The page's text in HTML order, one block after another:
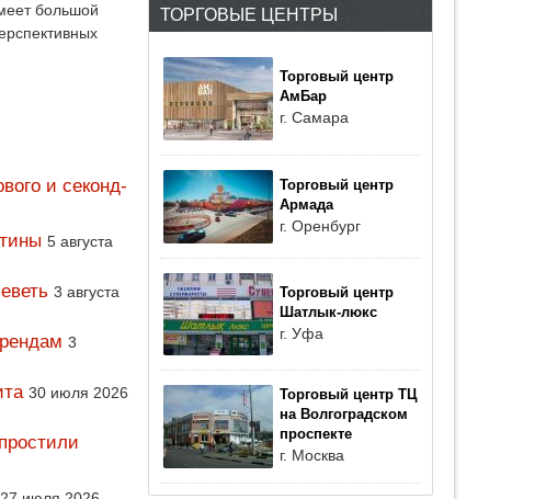
большой
и секонд-
5 августа
3 августа
3
30 июля 2026
ТОРГОВЫЕ ЦЕНТРЫ
Торговый центр
АмБар
г. Самара
Торговый центр
Армада
г. Оренбург
Торговый центр
Шатлык-люкс
г. Уфа
Торговый центр ТЦ
на Волгоградском
проспекте
г. Москва